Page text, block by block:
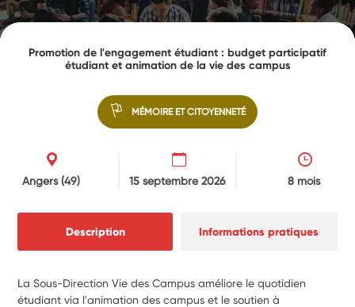
Promotion de l'engagement étudiant : budget participatif
étudiant et animation de la vie des campus
MÉMOIRE ET CITOYENNETÉ
Angers(49) 15 septembre 2026 8 mois
Description Informations pratiques
La Sous-Direction Vie des Campus améliore le quotidien
étudiant via l'animation des campus et le soutien à